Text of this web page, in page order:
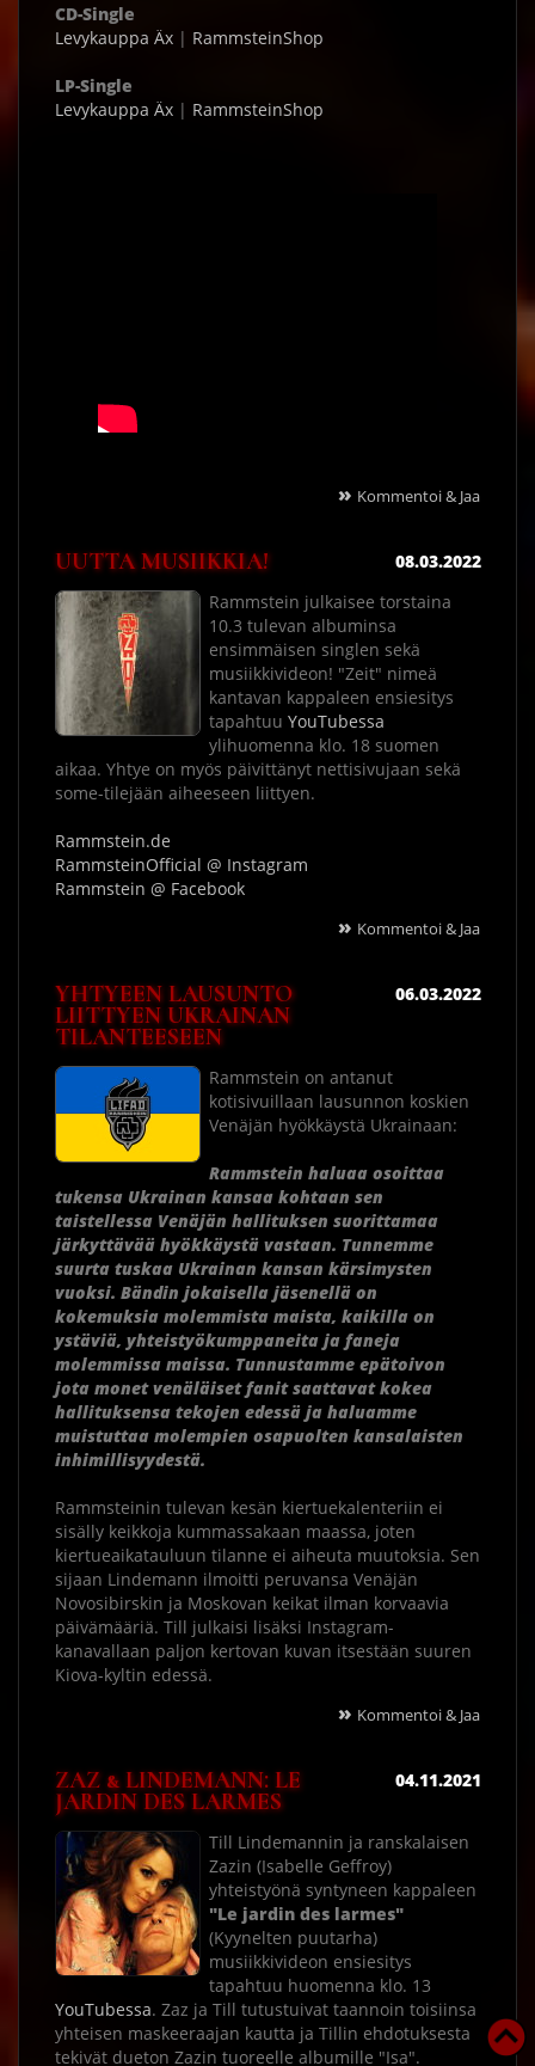
CD-Single
Levykauppa Äx | RammsteinShop
LP-Single
Levykauppa Äx | RammsteinShop
» Kommentoi & Jaa
UUTTA MUSIIKKIA!
08.03.2022
Rammstein julkaisee torstaina
10.3 tulevan albuminsa
ensimmäisen singlen sekä
musiikkivideon! "Zeit" nimeä
kantavan kappaleen ensiesitys
tapahtuu YouTubessa
ylihuomenna klo. 18 suomen
aikaa. Yhtye on myös päivittänyt nettisivujaan sekä
some-tilejään aiheeseen liittyen.
Rammstein.de
RammsteinOfficial @ Instagram
Rammstein @ Facebook
» Kommentoi & Jaa
YHTYEEN LAUSUNTO
LIITTYEN UKRAINAN
TILANTEESEEN
06.03.2022
Rammstein on antanut
kotisivuillaan lausunnon koskien
Venäjän hyökkäystä Ukrainaan:
Rammstein haluaa osoittaa
tukensa Ukrainan kansaa kohtaan sen
taistellessa Venäjän hallituksen suorittamaa
järkyttävää hyökkäystä vastaan. Tunnemme
suurta tuskaa Ukrainan kansan kärsimysten
vuoksi. Bändin jokaisella jäsenellä on
kokemuksia molemmista maista, kaikilla on
ystäviä, yhteistyökumppaneita ja faneja
molemmissa maissa. Tunnustamme epätoivon
jota monet venäläiset fanit saattavat kokea
hallituksensa tekojen edessä ja haluamme
muistuttaa molempien osapuolten kansalaisten
inhimillisyydestä.
Rammsteinin tulevan kesän kiertuekalenteriin ei
sisälly keikkoja kummassakaan maassa, joten
kiertueaikatauluun tilanne ei aiheuta muutoksia. Sen
sijaan Lindemann ilmoitti peruvansa Venäjän
Novosibirskin ja Moskovan keikat ilman korvaavia
päivämääriä. Till julkaisi lisäksi Instagram-
kanavallaan paljon kertovan kuvan itsestään suuren
Kiova-kyltin edessä.
» Kommentoi & Jaa
ZAZ & LINDEMANN: LE
JARDIN DES LARMES
04.11.2021
Till Lindemannin ja ranskalaisen
Zazin (Isabelle Geffroy)
yhteistyönä syntyneen kappaleen
"Le jardin des larmes"
(Kyynelten puutarha)
musiikkivideon ensiesitys
tapahtuu huomenna klo. 13
YouTubessa. Zaz ja Till tutustuivat taannoin toisiinsa
yhteisen maskeeraajan kautta ja Tillin ehdotuksesta
tekivät dueton Zazin tuoreelle albumille "Isa".